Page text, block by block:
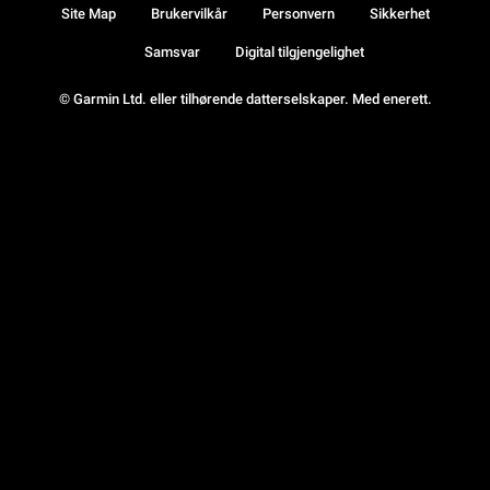
© Garmin Ltd. eller tilhørende datterselskaper. Med enerett.
Site Map Brukervilkår Personvern Sikkerhet
Samsvar Digital tilgjengelighet